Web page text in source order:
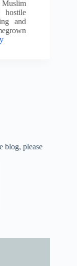
hostile
and
blog, please